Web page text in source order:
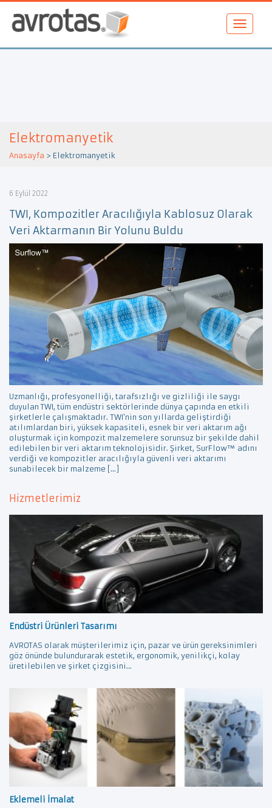
Elektromanyetik
Anasayfa > Elektromanyetik
6 Eylül 2022
TWI, Kompozitler Aracılığıyla Kablosuz Olarak
Veri Aktarmanın Bir Yolunu Buldu
Uzmanlığı, profesyonelliği, tarafsızlığı ve gizliliği ile saygı
duyulan TWI, tüm endüstri sektörlerinde dünya çapında en etkili
şirketlerle çalışmaktadır. TWI’nin son yıllarda geliştirdiği
atılımlardan biri, yüksek kapasiteli, esnek bir veri aktarım ağı
oluşturmak için kompozit malzemelere sorunsuz bir şekilde dahil
edilebilen bir veri aktarım teknolojisidir. Şirket, SurFlow™ adını
verdiği ve kompozitler aracılığıyla güvenli veri aktarımı
sunabilecek bir malzeme […]
Hizmetlerimiz
Endüstri Ürünleri Tasarımı
AVROTAS olarak müşterilerimiz için, pazar ve ürün gereksinimleri
göz önünde bulundurarak estetik, ergonomik, yenilikçi, kolay
üretilebilen ve şirket çizgisini...
Eklemeli İmalat